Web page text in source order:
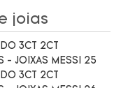
joias